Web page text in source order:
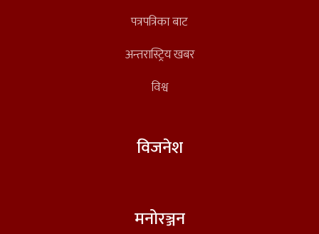
पत्रपत्रिका बाट
अन्तरास्ट्रिय खबर
विश्व
विजनेश
मनोरञ्जन